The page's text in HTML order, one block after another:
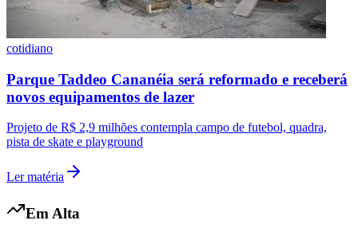
cotidiano
Parque Taddeo Cananéia será reformado e receberá
novos equipamentos de lazer
Projeto de R$ 2,9 milhões contempla campo de futebol, quadra,
pista de skate e playground
Ler matéria
Em Alta